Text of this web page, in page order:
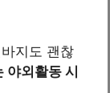
지도 괜찮
야외활동 시